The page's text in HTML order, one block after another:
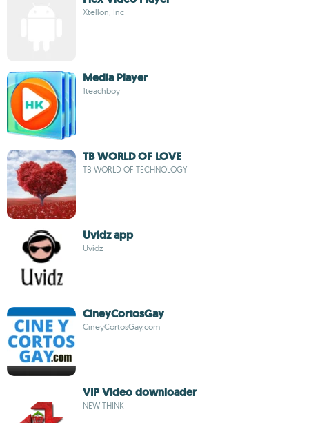
Xtellon, Inc
Media Player
1teachboy
TB WORLD OF LOVE
TB WORLD OF TECHNOLOGY
Uvidz app
Uvidz
CineyCortosGay
CineyCortosGay.com
VIP Video downloader
NEW THINK